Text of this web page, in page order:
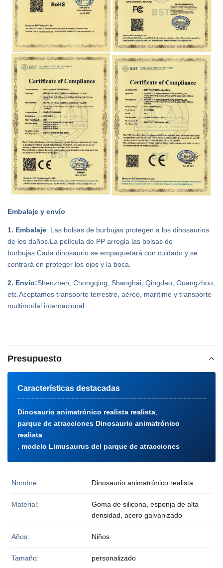
Embalaje y envío
1. Embalaje: Las bolsas de burbujas protegen a los dinosaurios
de los daños.La película de PP arregla las bolsas de
burbujas.Cada dinosaurio se empaquetará con cuidado y se
centrará en proteger los ojos y la boca.
2. Envío:Shenzhen, Chongqing, Shanghái, Qingdao, Guangzhou,
etc.Aceptamos transporte terrestre, aéreo, marítimo y transporte
multimodal internacional.
Presupuesto
Características destacadas
Dinosaurio animatrónico realista realista
parque de atracciones Dinosaurio animatrónico
realista
modelo Limusaurus del parque de atracciones
Nombre: Dinosaurio animatrónico realista
Material:
Goma de silicona, esponja de alta
densidad, acero galvanizado
Años: Niños
Tamaño: personalizado